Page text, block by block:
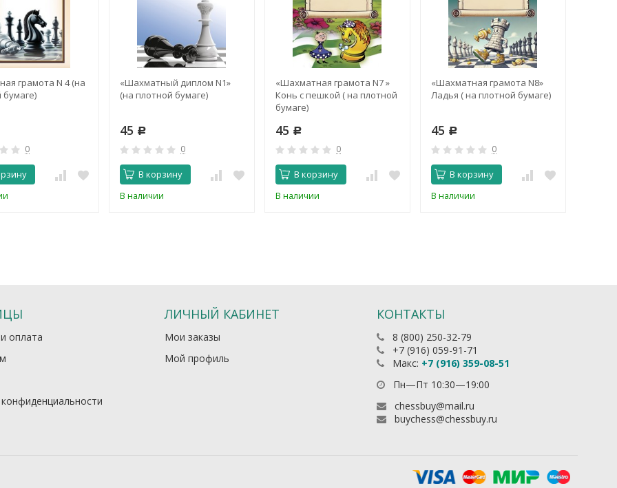
грамота N 4 (на
бумаге)
0
«Шахматный диплом N1»
(на плотной бумаге)
45 Р
0
В корзину
В наличии
«Шахматная грамота N7 »
Конь с пешкой ( на плотной
бумаге)
45 Р
0
В корзину
В наличии
«Шахматная грамота N8»
Ладья ( на плотной бумаге)
45 Р
0
В корзину
В наличии
оплата
ЛИЧНЫЙ КАБИНЕТ
Мои заказы
Мой профиль
КОНТАКТЫ
8 (800) 250-32-79
+7 (916) 059-91-71
Макс: +7 (916) 359-08-51
Пн—Пт 10:30—19:00
chessbuy@mail.ru
buychess@chessbuy.ru